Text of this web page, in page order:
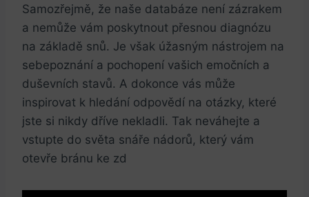
Samozřejmě, že naše ⁤databáze není zázrakem
⁣a nemůže⁤ vám poskytnout ‍přesnou diagnózu
⁢na základě snů. Je ⁣však ⁢úžasným nástrojem na
sebepoznání a pochopení ‍vašich ​emočních a
duševních ⁣stavů. A⁤ dokonce vás⁤ může
inspirovat⁣ k hledání odpovědí​ na ⁢otázky, které
jste⁢ si ​nikdy ⁢dříve nekladli. Tak neváhejte‍ a
⁢vstupte‌ do⁤ světa snáře nádorů, který‌ vám
otevře‌ bránu ke ⁣zd